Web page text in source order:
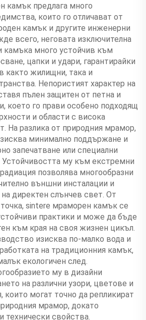
камък предлага много
които го отличават от
камък и другите инженерни
всего, неговата изключителна
камъка много устойчив към
цапки и удари, гарантирайки
както жилищни, така и
Непористият характер на
пълен защитен от петна и
което го прави особено подходящ
и области с висока
На разлика от природния мрамор,
минимално поддържане и
запечатване или специални
Устойчивостта му към екстремни
позволява многообразни
външни инсталации и
директен слънчев свет. От
точка, sintere мраморен камък се
практики и може да бъде
към края на своя жизнен цикъл.
изисква по-малко вода и
на традиционния камък,
екологичен след.
му в дизайни
на различни узори, цветове и
могат точно да репликират
мрамор, докато
технически свойства.